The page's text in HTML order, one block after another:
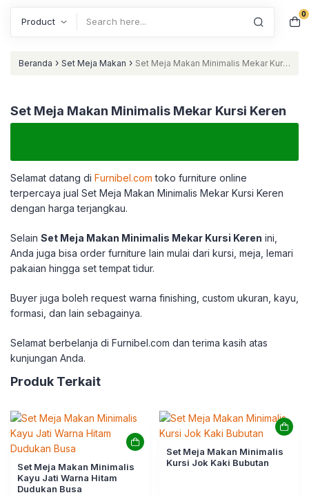
0
Beranda › Set Meja Makan › Set Meja Makan Minimalis Mekar Kursi
Set Meja Makan Minimalis Mekar Kursi Keren
Selamat datang di Furnibel.com toko furniture online
terpercaya jual Set Meja Makan Minimalis Mekar Kursi Keren
dengan harga terjangkau.
Selain Set Meja Makan Minimalis Mekar Kursi Keren ini,
Anda juga bisa order furniture lain mulai dari kursi, meja, lemari
pakaian hingga set tempat tidur.
Buyer juga boleh request warna finishing, custom ukuran, kayu,
formasi, dan lain sebagainya.
Selamat berbelanja di Furnibel.com dan terima kasih atas
kunjungan Anda.
Produk Terkait
Set Meja Makan Minimalis
Kayu Jati Warna Hitam
Dudukan Busa
Set Meja Makan Minimalis
Kursi Jok Kaki Bubutan